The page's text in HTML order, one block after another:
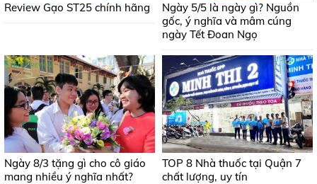
Review Gạo ST25 chính hãng
Ngày 5/5 là ngày gì? Nguồn
gốc, ý nghĩa và mâm cúng
ngày Tết Đoan Ngọ
Ngày 8/3 tặng gì cho cô giáo
mang nhiều ý nghĩa nhất?
TOP 8 Nhà thuốc tại Quận 7
chất lượng, uy tín